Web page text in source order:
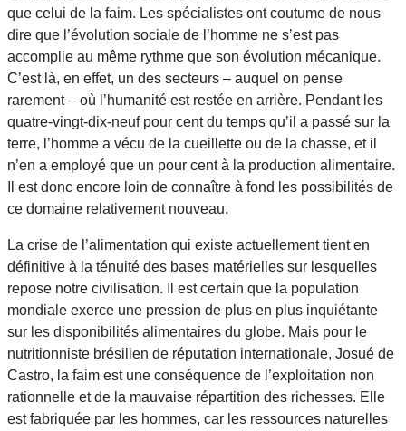
que celui de la faim. Les spécialistes ont coutume de nous
dire que l’évolution sociale de l’homme ne s’est pas
accomplie au même rythme que son évolution mécanique.
C’est là, en effet, un des secteurs – auquel on pense
rarement – où l’humanité est restée en arrière. Pendant les
quatre-vingt-dix-neuf pour cent du temps qu’il a passé sur la
terre, l’homme a vécu de la cueillette ou de la chasse, et il
n’en a employé que un pour cent à la production alimentaire.
Il est donc encore loin de connaître à fond les possibilités de
ce domaine relativement nouveau.
La crise de l’alimentation qui existe actuellement tient en
définitive à la ténuité des bases matérielles sur lesquelles
repose notre civilisation. Il est certain que la population
mondiale exerce une pression de plus en plus inquiétante
sur les disponibilités alimentaires du globe. Mais pour le
nutritionniste brésilien de réputation internationale, Josué de
Castro, la faim est une conséquence de l’exploitation non
rationnelle et de la mauvaise répartition des richesses. Elle
est fabriquée par les hommes, car les ressources naturelles